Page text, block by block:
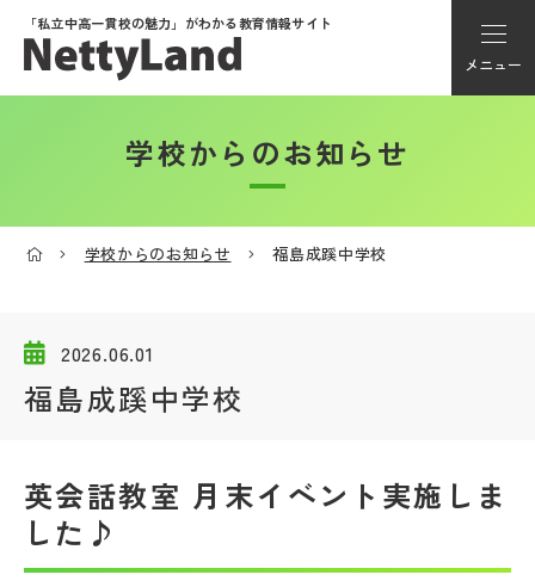
「私立中高一貫校の魅力」がわかる教育情報サイト
メニュー
アカウント登録
学校選び
私学探検隊
学校からのお知らせ
学校からのお知らせ 福島成蹊中学校
2026.06.01
福島成蹊中学校
英会話教室 月末イベント実施しま
した♪